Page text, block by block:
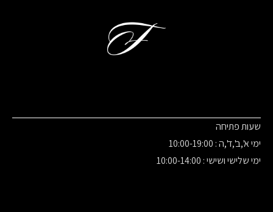
שעות פתיחה
ימי א',ב',ד',ה : 10:00-19:00
ימי שלישי ושישי : 10:00-14:00